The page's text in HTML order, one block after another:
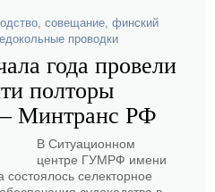
, совещание, финский
проводки
года провели
полторы
Минтранс РФ
В Ситуационном
центре ГУМРФ имени
селекторное